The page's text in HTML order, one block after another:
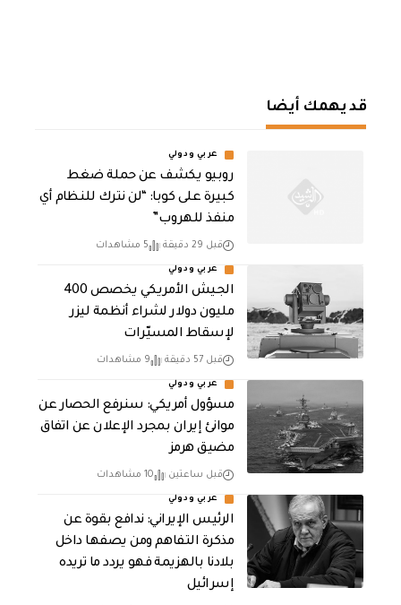
قد يهمك أيضا
عربي ودولي
روبيو يكشف عن حملة ضغط
كبيرة على كوبا: “لن نترك للنظام أي
منفذ للهروب”
قبل 29 دقيقة 5 مشاهدات
عربي ودولي
الجيش الأمريكي يخصص 400
مليون دولار لشراء أنظمة ليزر
لإسقاط المسيّرات
قبل 57 دقيقة 9 مشاهدات
عربي ودولي
مسؤول أمريكي: سنرفع الحصار عن
موانئ إيران بمجرد الإعلان عن اتفاق
مضيق هرمز
قبل ساعتين 10 مشاهدات
عربي ودولي
الرئيس الإيراني: ندافع بقوة عن
مذكرة التفاهم ومن يصفها داخل
بلادنا بالهزيمة فهو يردد ما تريده
إسرائيل